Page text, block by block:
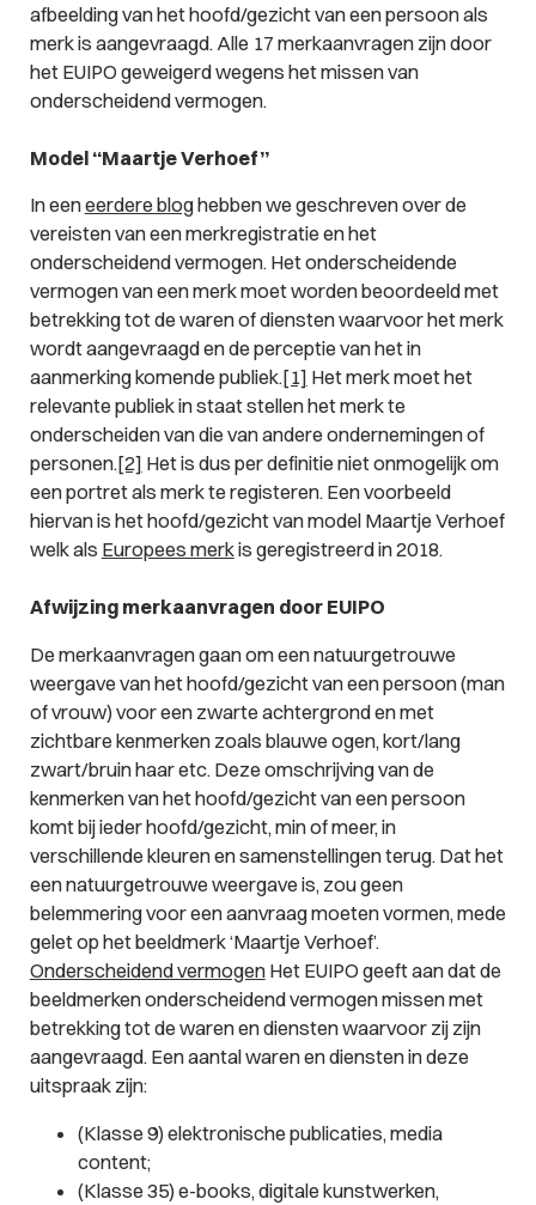
afbeelding van het hoofd/gezicht van een persoon als
merk is aangevraagd. Alle 17 merkaanvragen zijn door
het EUIPO geweigerd wegens het missen van
onderscheidend vermogen.
Model “Maartje Verhoef”
In eeneerdere bloghebben we geschreven over de
vereisten van een merkregistratie en het
onderscheidend vermogen. Het onderscheidende
vermogen van een merk moet worden beoordeeld met
betrekking tot de waren of diensten waarvoor het merk
wordt aangevraagd en de perceptie van het in
aanmerking komende publiek.[1] Het merk moet het
relevante publiek in staat stellen het merk te
onderscheiden van die van andere ondernemingen of
personen.[2] Het is dus per definitie niet onmogelijk om
een portret als merk te registeren. Een voorbeeld
hiervan is het hoofd/gezicht van model Maartje Verhoef
welk als Europees merkis geregistreerd in 2018.
Afwijzing merkaanvragen door EUIPO
De merkaanvragen gaan om een natuurgetrouwe
weergave van het hoofd/gezicht van een persoon (man
of vrouw) voor een zwarte achtergrond en met
zichtbare kenmerken zoals blauwe ogen, kort/lang
zwart/bruin haar etc. Deze omschrijving van de
kenmerken van het hoofd/gezicht van een persoon
komt bij ieder hoofd/gezicht, min of meer, in
verschillende kleuren en samenstellingen terug. Dat het
een natuurgetrouwe weergave is, zou geen
belemmering voor een aanvraag moeten vormen, mede
gelet op het beeldmerk ‘Maartje Verhoef’.
Onderscheidend vermogenHet EUIPO geeft aan dat de
beeldmerken onderscheidend vermogen missen met
betrekking tot de waren en diensten waarvoor zij zijn
aangevraagd. Een aantal waren en diensten in deze
uitspraak zijn:
(Klasse 9)elektronische publicaties, media
content;
(Klasse 35) e-books, digitale kunstwerken,